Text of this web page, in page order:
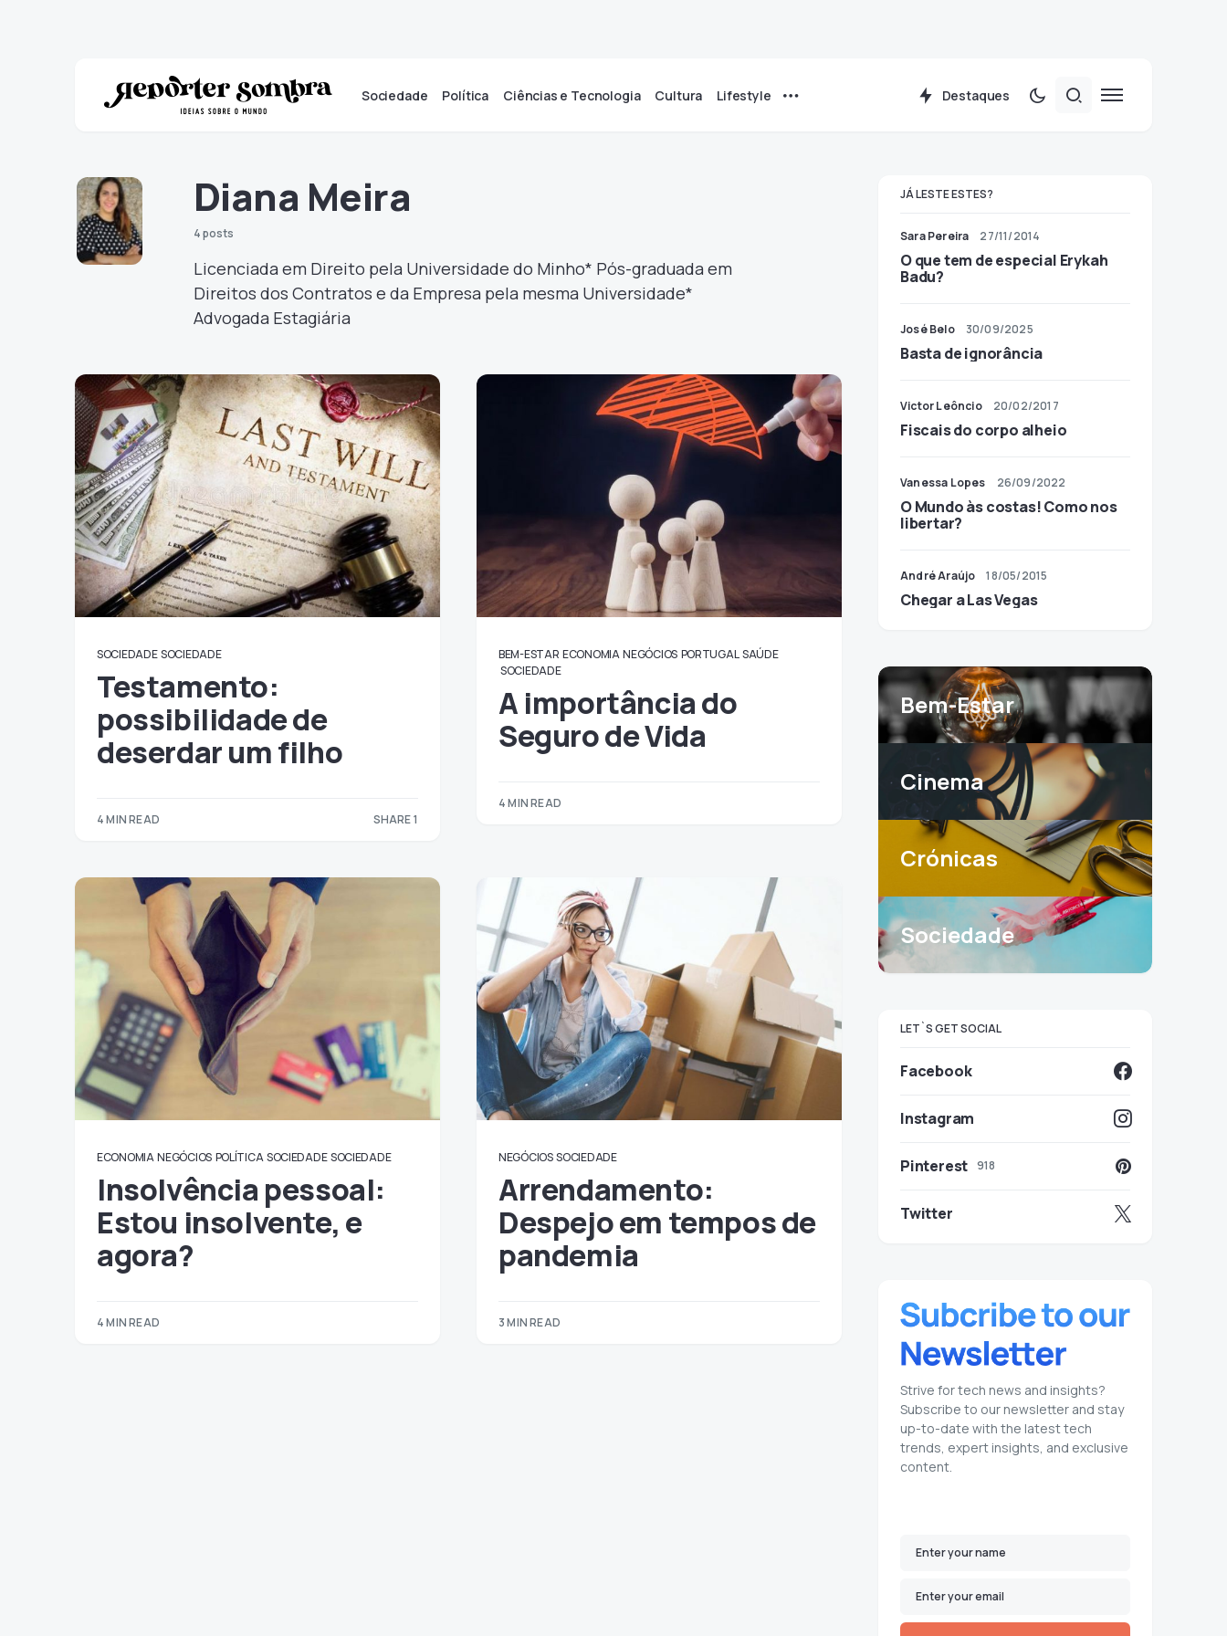
Sociedade Política Ciências e Tecnologia Cultura Lifestyle Destaques
Diana Meira
4 posts
Licenciada em Direito pela Universidade do Minho* Pós-graduada em
Direitos dos Contratos e da Empresa pela mesma Universidade*
Advogada Estagiária
SOCIEDADE SOCIEDADE
Testamento:
possibilidade de
deserdar um filho
4 MIN READ SHARE 1
BEM-ESTAR ECONOMIA NEGÓCIOS PORTUGAL SAÚDE
SOCIEDADE
A importância do
Seguro de Vida
4 MIN READ
ECONOMIA NEGÓCIOS POLÍTICA SOCIEDADE SOCIEDADE
Insolvência pessoal:
Estou insolvente, e
agora?
4 MIN READ
NEGÓCIOS SOCIEDADE
Arrendamento:
Despejo em tempos de
pandemia
3 MIN READ
JÁ LESTE ESTES?
Sara Pereira 27/11/2014
O que tem de especial Erykah
Badu?
José Belo 30/09/2025
Basta de ignorância
Victor Leôncio 20/02/2017
Fiscais do corpo alheio
Vanessa Lopes 26/09/2022
O Mundo às costas! Como nos
libertar?
André Araújo 18/05/2015
Chegar a Las Vegas
Bem-Estar
Cinema
Crónicas
Sociedade
LET`S GET SOCIAL
Facebook
Instagram
Pinterest 918
Twitter
Strive for tech news and insights?
Subscribe to our newsletter and stay
up-to-date with the latest tech
trends, expert insights, and exclusive
content.